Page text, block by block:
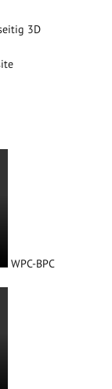
3D
WPC-BPC